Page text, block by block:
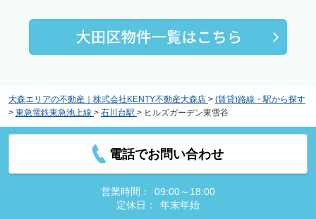
大森エリアの不動産｜株式会社KENTY不動産大森店 > (賃貸)路線・駅から探す
> 東急電鉄東急池上線 > 石川台駅 > ヒルズガーデン東雪谷
電話でお問い合わせ
営業時間：
09:00～18:00
定休日：
年末年始